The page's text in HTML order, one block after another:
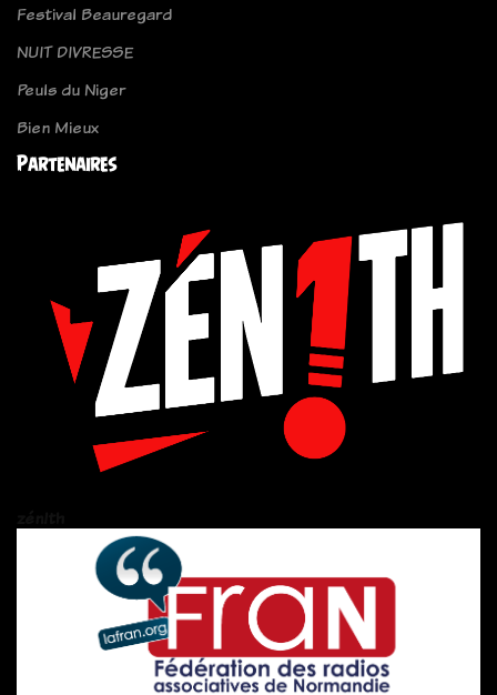
Festival Beauregard
NUIT DIVRESSE
Peuls du Niger
Bien Mieux
Partenaires